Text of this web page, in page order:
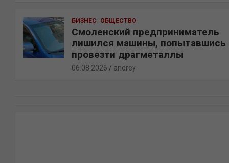
БИЗНЕС ОБЩЕСТВО
Смоленский предприниматель
лишился машины, попытавшись
провезти драгметаллы
06.08.2026 andrey